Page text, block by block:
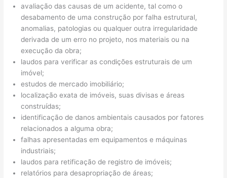
avaliação das causas de um acidente, tal como o
desabamento de uma construção por falha estrutural,
anomalias, patologias ou qualquer outra irregularidade
derivada de um erro no projeto, nos materiais ou na
execução da obra;
laudos para verificar as condições estruturais de um
imóvel;
estudos de mercado imobiliário;
localização exata de imóveis, suas divisas e áreas
construídas;
identificação de danos ambientais causados por fatores
relacionados a alguma obra;
falhas apresentadas em equipamentos e máquinas
industriais;
laudos para retificação de registro de imóveis;
relatórios para desapropriação de áreas;